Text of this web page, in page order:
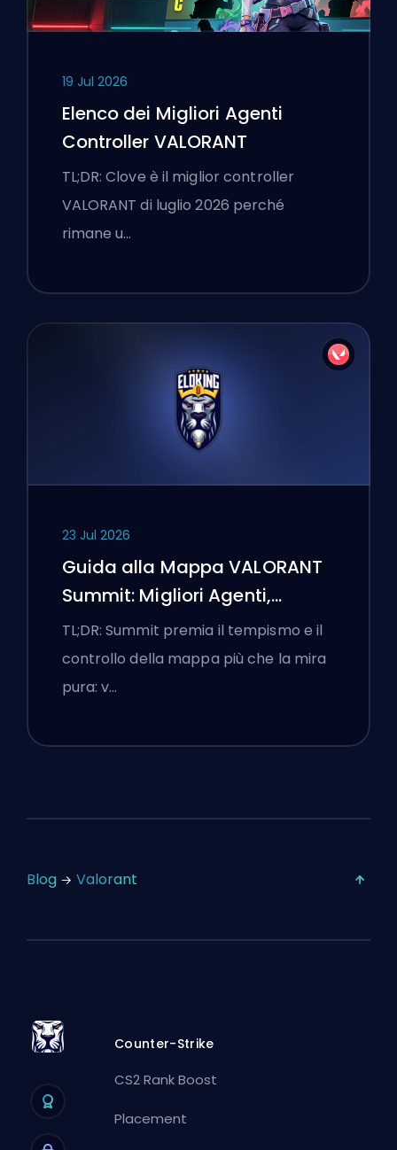
19 Jul 2026
Elenco dei Migliori Agenti
Controller VALORANT
TL;DR: Clove è il miglior controller
VALORANT di luglio 2026 perché
rimane u…
23 Jul 2026
Guida alla Mappa VALORANT
Summit: Migliori Agenti,
Chiamate e Fumogeni
TL;DR: Summit premia il tempismo e il
controllo della mappa più che la mira
pura: v…
Blog Valorant
Counter-Strike
CS2 Rank Boost
Placement